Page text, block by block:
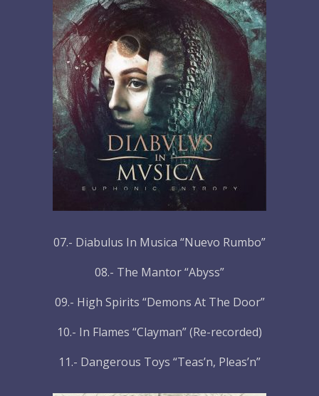
07.- Diabulus In Musica “Nuevo Rumbo”
08.- The Mantor “Abyss”
09.- High Spirits “Demons At The Door”
10.- In Flames “Clayman” (Re-recorded)
11.- Dangerous Toys “Teas’n, Pleas’n”